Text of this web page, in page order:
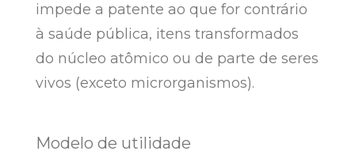
impede a patente ao que for contrário
à saúde pública, itens transformados
do núcleo atômico ou de parte de seres
vivos (exceto microrganismos).
Modelo de utilidade